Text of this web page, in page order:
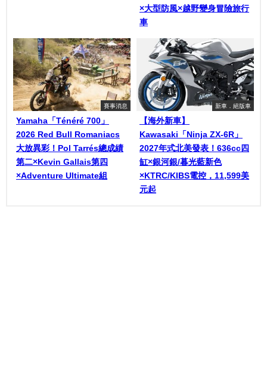
×大型防風×越野變身冒險旅行
車
賽事消息
Yamaha「Ténéré 700」
2026 Red Bull Romaniacs
大放異彩！Pol Tarrés總成績
第二×Kevin Gallais第四
×Adventure Ultimate組
新車．絕版車
【海外新車】
Kawasaki「Ninja ZX-6R」
2027年式北美發表！636cc四
缸×銀河銀/暮光藍新色
×KTRC/KIBS電控，11,599美
元起